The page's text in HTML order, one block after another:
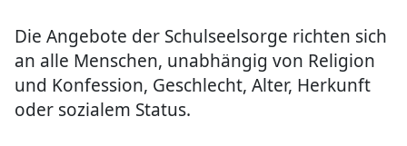
Die Angebote der Schulseelsorge richten sich
an alle Menschen, unabhängig von Religion
und Konfession, Geschlecht, Alter, Herkunft
oder sozialem Status.